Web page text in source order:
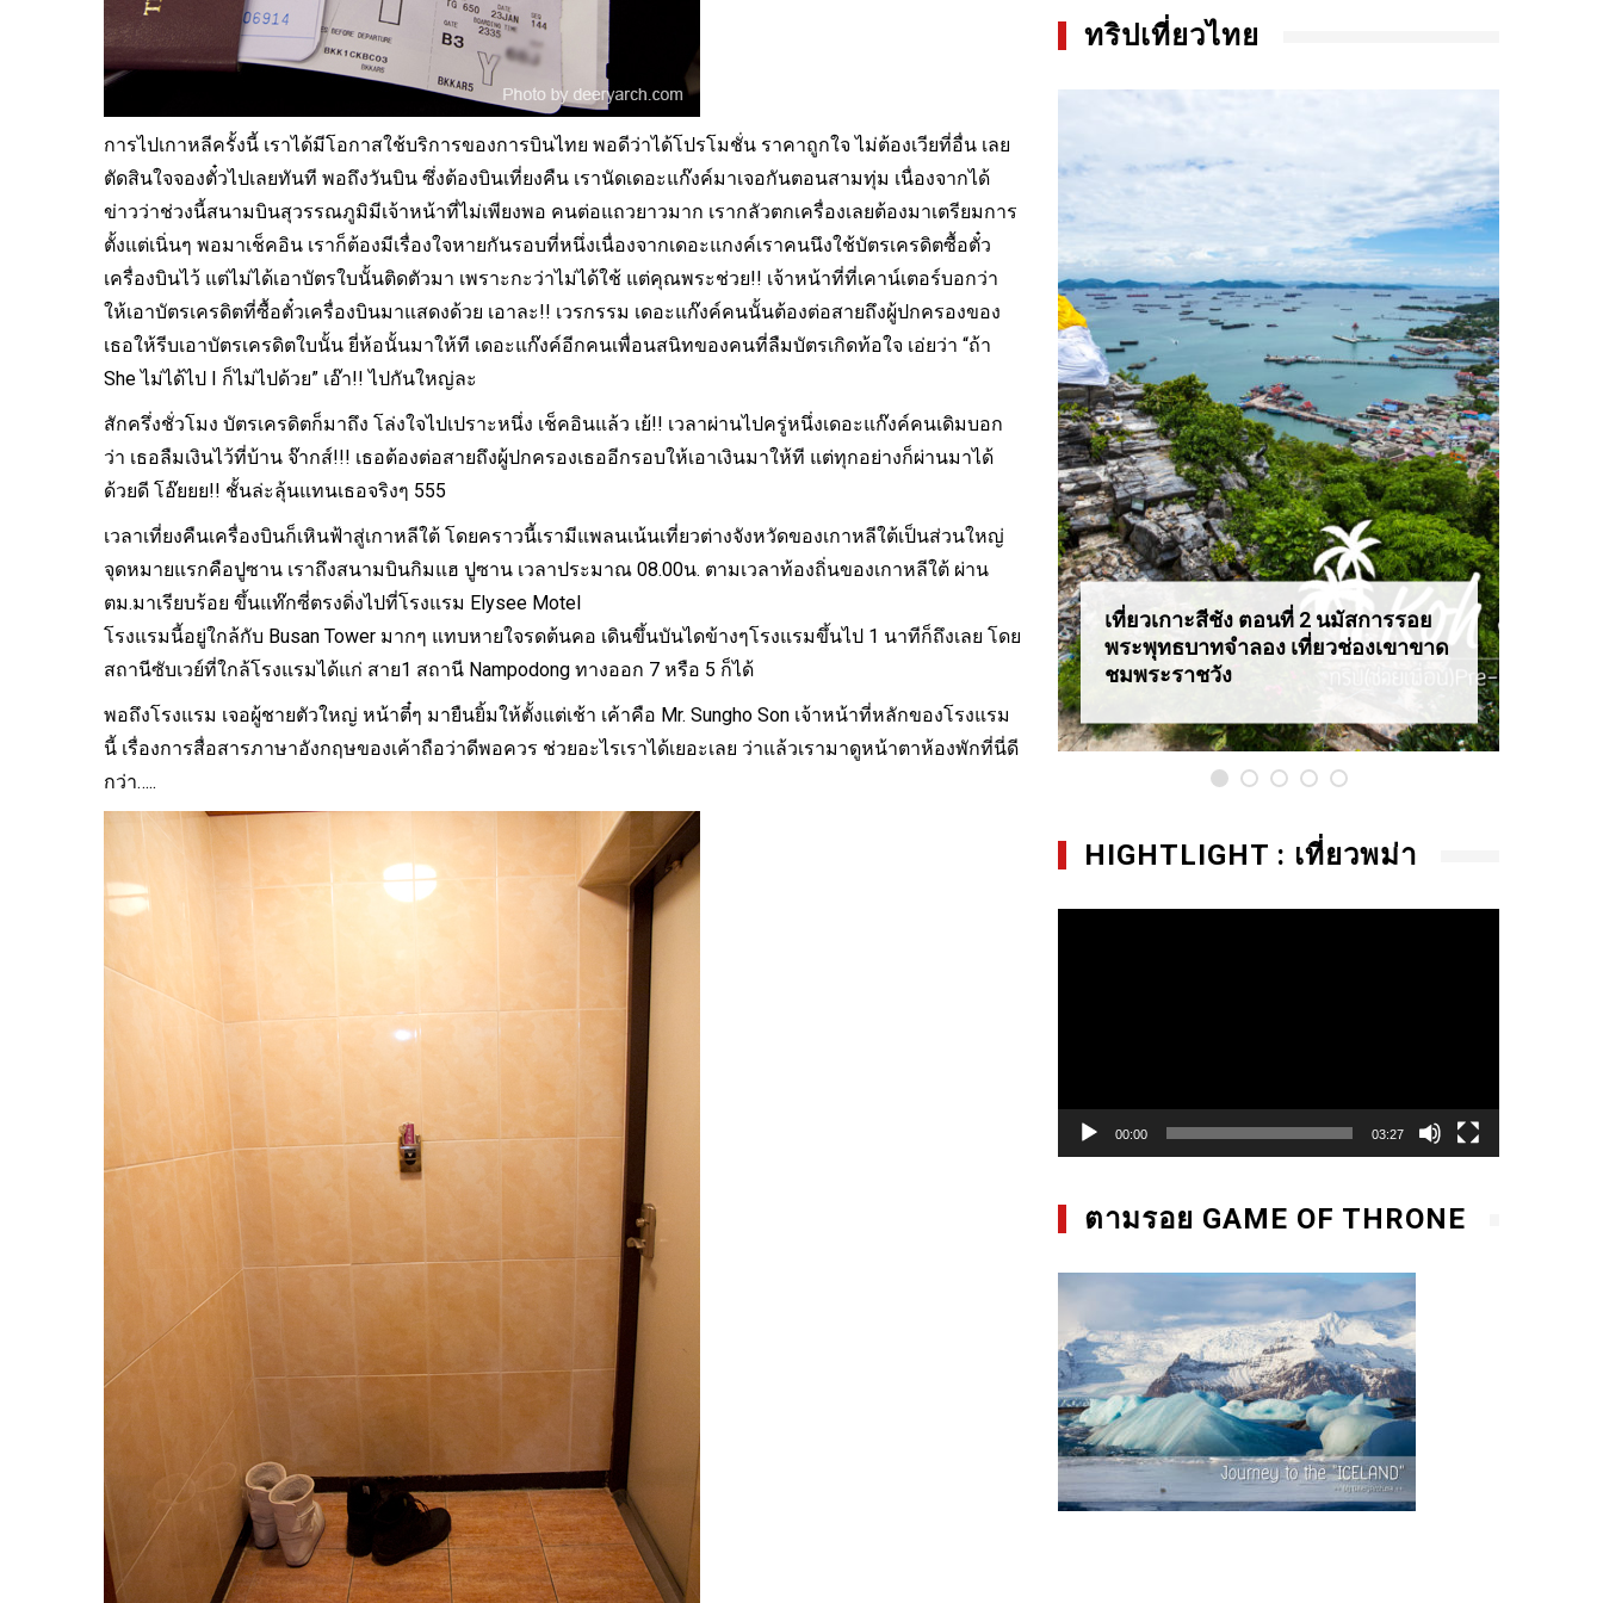
การไปเกาหลีครั้งนี้ เราได้มีโอกาสใช้บริการของการบินไทย พอดีว่าได้โปรโมชั่น ราคาถูกใจ ไม่ต้องเวียที่อื่น เลย
ตัดสินใจจองตั๋วไปเลยทันที พอถึงวันบิน ซึ่งต้องบินเที่ยงคืน เรานัดเดอะแก๊งค์มาเจอกันตอนสามทุ่ม เนื่องจากได้
ข่าวว่าช่วงนี้สนามบินสุวรรณภูมิมีเจ้าหน้าที่ไม่เพียงพอ คนต่อแถวยาวมาก เรากลัวตกเครื่องเลยต้องมาเตรียมการ
ตั้งแต่เนิ่นๆ พอมาเช็คอิน เราก็ต้องมีเรื่องใจหายกันรอบที่หนึ่งเนื่องจากเดอะแกงค์เราคนนึงใช้บัตรเครดิตซื้อตั๋ว
เครื่องบินไว้ แต่ไม่ได้เอาบัตรใบนั้นติดตัวมา เพราะกะว่าไม่ได้ใช้ แต่คุณพระช่วย!! เจ้าหน้าที่ที่เคาน์เตอร์บอกว่า
ให้เอาบัตรเครดิตที่ซื้อตั๋วเครื่องบินมาแสดงด้วย เอาละ!! เวรกรรม เดอะแก๊งค์คนนั้นต้องต่อสายถึงผู้ปกครองของ
เธอให้รีบเอาบัตรเครดิตใบนั้น ยี่ห้อนั้นมาให้ที เดอะแก๊งค์อีกคนเพื่อนสนิทของคนที่ลืมบัตรเกิดท้อใจ เอ่ยว่า “ถ้า
She ไม่ได้ไป I ก็ไม่ไปด้วย” เอ๊า!! ไปกันใหญ่ละ
สักครึ่งชั่วโมง บัตรเครดิตก็มาถึง โล่งใจไปเปราะหนึ่ง เช็คอินแล้ว เย้!! เวลาผ่านไปครู่หนึ่งเดอะแก๊งค์คนเดิมบอก
ว่า เธอลืมเงินไว้ที่บ้าน จ๊ากส์!!! เธอต้องต่อสายถึงผู้ปกครองเธออีกรอบให้เอาเงินมาให้ที แต่ทุกอย่างก็ผ่านมาได้
ด้วยดี โอ๊ยยย!! ชั้นล่ะลุ้นแทนเธอจริงๆ 555
เวลาเที่ยงคืนเครื่องบินก็เหินฟ้าสู่เกาหลีใต้ โดยคราวนี้เรามีแพลนเน้นเที่ยวต่างจังหวัดของเกาหลีใต้เป็นส่วนใหญ่
จุดหมายแรกคือปูซาน เราถึงสนามบินกิมแฮ ปูซาน เวลาประมาณ 08.00น. ตามเวลาท้องถิ่นของเกาหลีใต้ ผ่าน
ตม.มาเรียบร้อย ขึ้นแท๊กซี่ตรงดิ่งไปที่โรงแรม Elysee Motel
โรงแรมนี้อยู่ใกล้กับ Busan Tower มากๆ แทบหายใจรดต้นคอ เดินขึ้นบันไดข้างๆโรงแรมขึ้นไป 1 นาทีก็ถึงเลย โดย
สถานีซับเวย์ที่ใกล้โรงแรมได้แก่ สาย1 สถานี Nampodong ทางออก 7 หรือ 5 ก็ได้
พอถึงโรงแรม เจอผู้ชายตัวใหญ่ หน้าตี๋ๆ มายืนยิ้มให้ตั้งแต่เช้า เค้าคือ Mr. Sungho Son เจ้าหน้าที่หลักของโรงแรม
นี้ เรื่องการสื่อสารภาษาอังกฤษของเค้าถือว่าดีพอควร ช่วยอะไรเราได้เยอะเลย ว่าแล้วเรามาดูหน้าตาห้องพักที่นี่ดี
กว่า…..
ทริปเที่ยวไทย
เที่ยวแม่ฮ่องสอน ชมถ้ำแก้วโกมล ยล
น้ำตกแม่สุรินทร์
พระราชวังบางปะอิน ความงดงามทรง
คุณค่าจากอยุธยา-รัตนโกสินทร์
เที่ยวเกาะสีชัง ตอนที่ 2 นมัสการรอย
พระพุทธบาทจำลอง เที่ยวช่องเขาขาด
ชมพระราชวัง
HIGHTLIGHT : เที่ยวพม่า
00:00 03:27
ตามรอย GAME OF THRONE